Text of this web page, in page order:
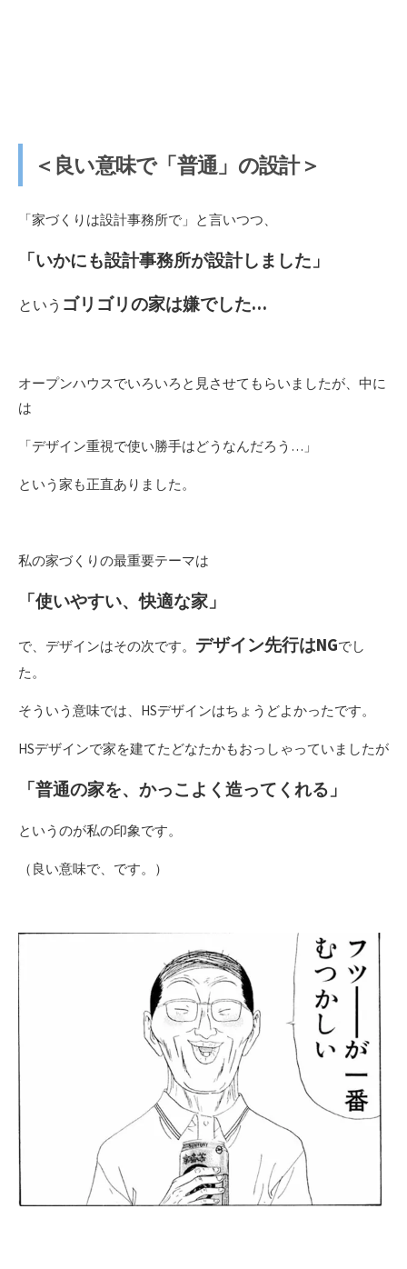
＜良い意味で「普通」の設計＞
「家づくりは設計事務所で」と言いつつ、
「いかにも設計事務所が設計しました」
という ゴリゴリの家は嫌でした…
オープンハウスでいろいろと見させてもらいましたが、中に
は
「デザイン重視で使い勝手はどうなんだろう…」
という家も正直ありました。
私の家づくりの最重要テーマは
「使いやすい、快適な家」
で、デザインはその次です。 デザイン先行はNGでし
た。
そういう意味では、HSデザインはちょうどよかったです。
HSデザインで家を建てたどなたかもおっしゃっていましたが
「普通の家を、かっこよく造ってくれる」
というのが私の印象です。
（良い意味で、です。）